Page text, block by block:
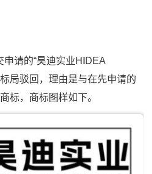
请的“昊迪实业HIDEA
局驳回，理由是与在先申请的
标，商标图样如下。